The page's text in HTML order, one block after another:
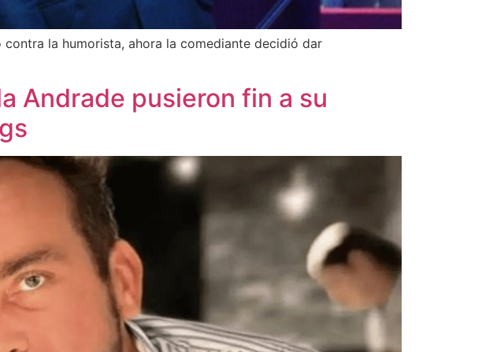
la humorista, ahora la comediante decidió dar
Andrade pusieron fin a su